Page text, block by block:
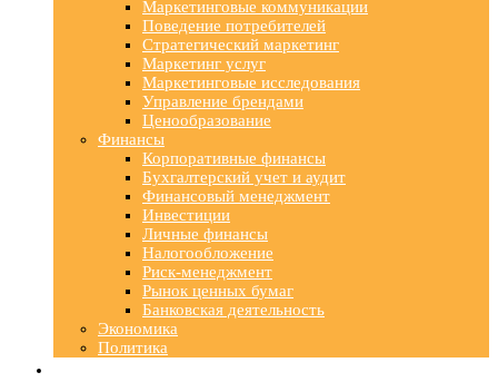
Маркетинговые коммуникации
Поведение потребителей
Стратегический маркетинг
Маркетинг услуг
Маркетинговые исследования
Управление брендами
Ценообразование
Финансы
Корпоративные финансы
Бухгалтерский учет и аудит
Финансовый менеджмент
Инвестиции
Личные финансы
Налогообложение
Риск-менеджмент
Рынок ценных бумаг
Банковская деятельность
Экономика
Политика